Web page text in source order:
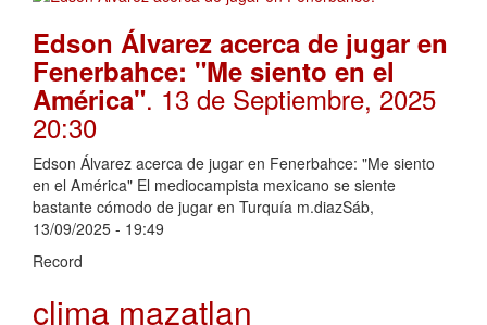
Edson Álvarez acerca de jugar en
Fenerbahce: "Me siento en el
América". 13 de Septiembre, 2025
20:30
Edson Álvarez acerca de jugar en Fenerbahce: "Me siento
en el América" El mediocampista mexicano se siente
bastante cómodo de jugar en Turquía m.diazSáb,
13/09/2025 - 19:49
Record
clima mazatlan